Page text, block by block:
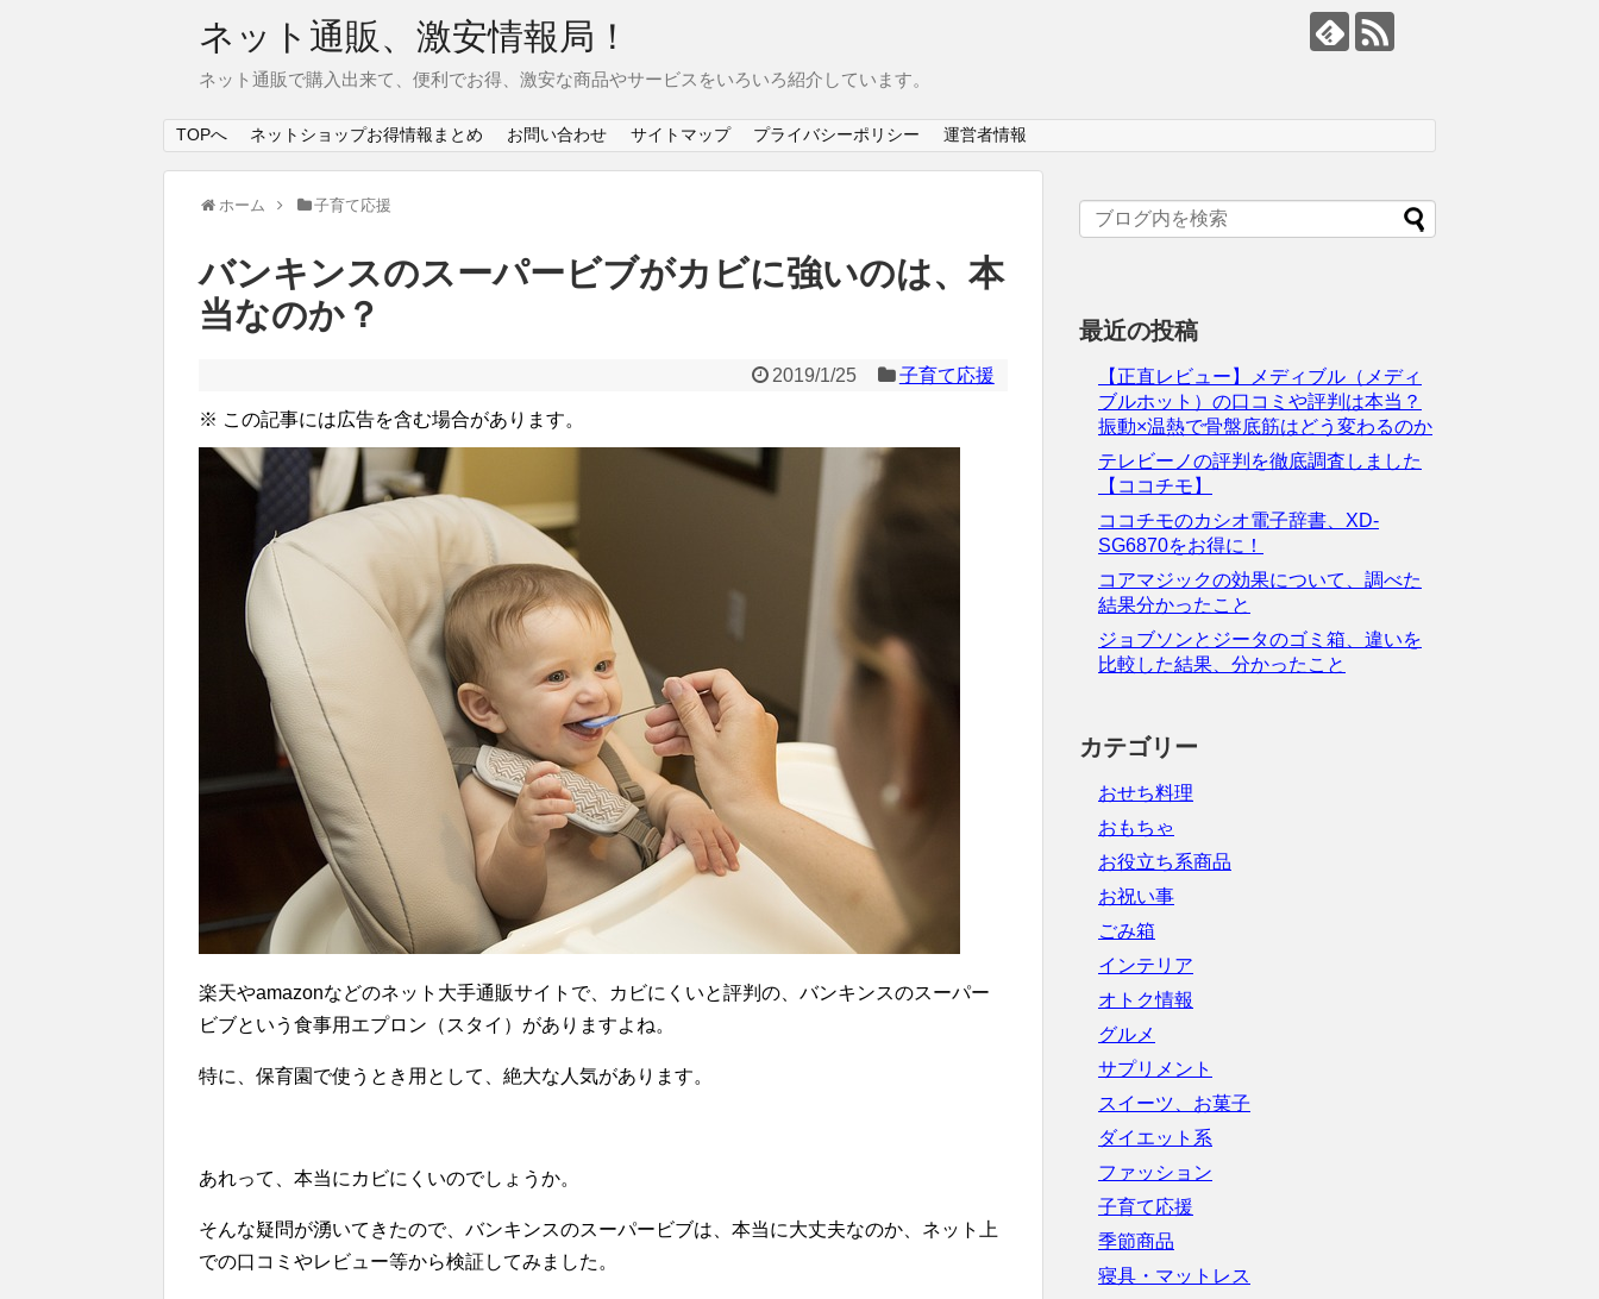
ネット通販、激安情報局！
ネット通販で購入出来て、便利でお得、激安な商品やサービスをいろいろ紹介しています。
TOPへ ネットショップお得情報まとめ お問い合わせ サイトマップ プライバシーポリシー 運営者情報
ホーム 子育て応援
バンキンスのスーパービブがカビに強いのは、本
当なのか？
2019/1/25 子育て応援
※ この記事には広告を含む場合があります。
楽天やamazonなどのネット大手通販サイトで、カビにくいと評判の、バンキンスのスーパー
ビブという食事用エプロン（スタイ）がありますよね。
特に、保育園で使うとき用として、絶大な人気があります。
あれって、本当にカビにくいのでしょうか。
そんな疑問が湧いてきたので、バンキンスのスーパービブは、本当に大丈夫なのか、ネット上
での口コミやレビュー等から検証してみました。
最近の投稿
【正直レビュー】メディブル（メディ
ブルホット）の口コミや評判は本当？
振動×温熱で骨盤底筋はどう変わるのか
テレビーノの評判を徹底調査しました
【ココチモ】
ココチモのカシオ電子辞書、XD-
SG6870をお得に！
コアマジックの効果について、調べた
結果分かったこと
ジョブソンとジータのゴミ箱、違いを
比較した結果、分かったこと
カテゴリー
おせち料理
おもちゃ
お役立ち系商品
お祝い事
ごみ箱
インテリア
オトク情報
グルメ
サプリメント
スイーツ、お菓子
ダイエット系
ファッション
子育て応援
季節商品
寝具・マットレス